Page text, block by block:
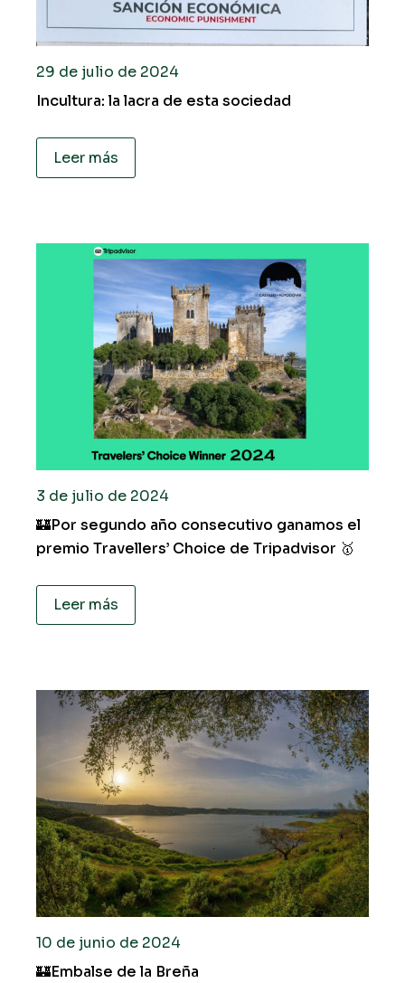
29 de julio de 2024
Incultura: la lacra de esta sociedad
Leer más
3 de julio de 2024
🏰Por segundo año consecutivo ganamos el
premio Travellers’ Choice de Tripadvisor 🥇
Leer más
10 de junio de 2024
🏰Embalse de la Breña